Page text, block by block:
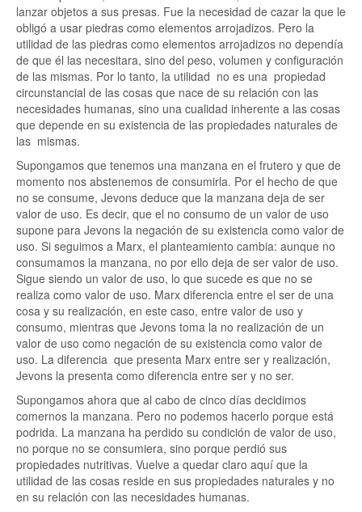
lanzar objetos a sus presas. Fue la necesidad de cazar la que le
obligó a usar piedras como elementos arrojadizos. Pero la
utilidad de las piedras como elementos arrojadizos no dependía
de que él las necesitara, sino del peso, volumen y configuración
de las mismas. Por lo tanto, la utilidad no es una propiedad
circunstancial de las cosas que nace de su relación con las
necesidades humanas, sino una cualidad inherente a las cosas
que depende en su existencia de las propiedades naturales de
las mismas.
Supongamos que tenemos una manzana en el frutero y que de
momento nos abstenemos de consumirla. Por el hecho de que
no se consume, Jevons deduce que la manzana deja de ser
valor de uso. Es decir, que el no consumo de un valor de uso
supone para Jevons la negación de su existencia como valor de
uso. Si seguimos a Marx, el planteamiento cambia: aunque no
consumamos la manzana, no por ello deja de ser valor de uso.
Sigue siendo un valor de uso, lo que sucede es que no se
realiza como valor de uso. Marx diferencia entre el ser de una
cosa y su realización, en este caso, entre valor de uso y
consumo, mientras que Jevons toma la no realización de un
valor de uso como negación de su existencia como valor de
uso. La diferencia que presenta Marx entre ser y realización,
Jevons la presenta como diferencia entre ser y no ser.
Supongamos ahora que al cabo de cinco días decidimos
comernos la manzana. Pero no podemos hacerlo porque está
podrida. La manzana ha perdido su condición de valor de uso,
no porque no se consumiera, sino porque perdió sus
propiedades nutritivas. Vuelve a quedar claro aquí que la
utilidad de las cosas reside en sus propiedades naturales y no
en su relación con las necesidades humanas.